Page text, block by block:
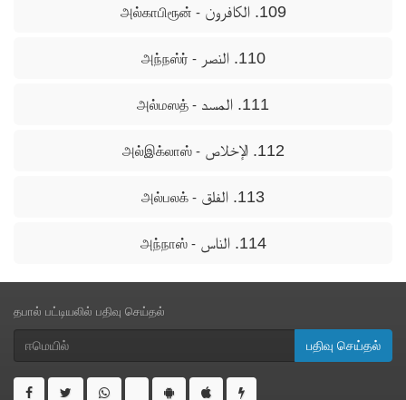
109. الكافرون - அல்காபிரூன்
110. النصر - அந்நஸ்ர்
111. المسد - அல்மஸத்
112. الإخلاص - அல்இக்லாஸ்
113. الفلق - அல்பலக்
114. الناس - அந்நாஸ்
தபால் பட்டியலில் பதிவு செய்தல்
பதிவு செய்தல்